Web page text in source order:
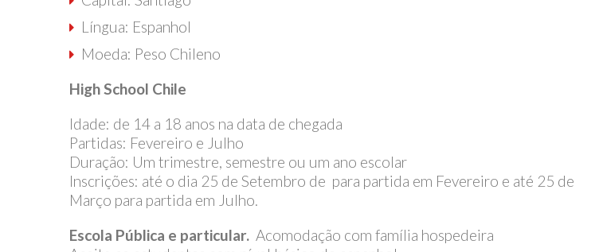
Língua: Espanhol
Moeda: Peso Chileno
High School Chile
Idade: de 14 a 18 anos na data de chegada
Partidas: Fevereiro e Julho
Duração: Um trimestre, semestre ou um ano escolar
Inscrições: até o dia 25 de Setembro de para partida em Fevereiro e até 25 de
Março para partida em Julho.
Escola Pública e particular. Acomodação com família hospedeira